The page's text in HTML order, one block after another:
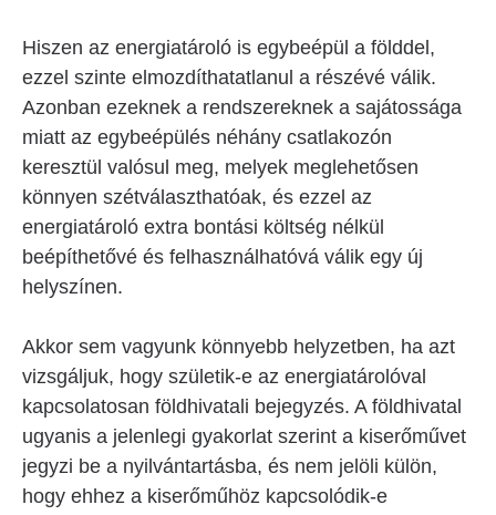
Hiszen az energiatároló is egybeépül a földdel,
ezzel szinte elmozdíthatatlanul a részévé válik.
Azonban ezeknek a rendszereknek a sajátossága
miatt az egybeépülés néhány csatlakozón
keresztül valósul meg, melyek meglehetősen
könnyen szétválaszthatóak, és ezzel az
energiatároló extra bontási költség nélkül
beépíthetővé és felhasználhatóvá válik egy új
helyszínen.
Akkor sem vagyunk könnyebb helyzetben, ha azt
vizsgáljuk, hogy születik-e az energiatárolóval
kapcsolatosan földhivatali bejegyzés. A földhivatal
ugyanis a jelenlegi gyakorlat szerint a kiserőművet
jegyzi be a nyilvántartásba, és nem jelöli külön,
hogy ehhez a kiserőműhöz kapcsolódik-e